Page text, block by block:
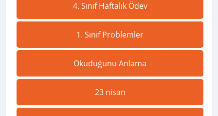
4. Sınıf Haftalık Ödev
1. Sınıf Problemler
Okuduğunu Anlama
23 nisan